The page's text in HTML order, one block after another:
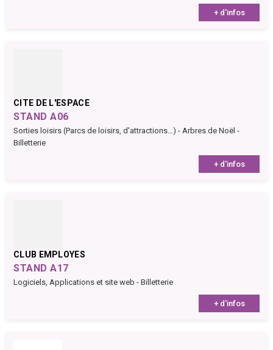
+ d'infos
CITE DE L'ESPACE
STAND A06
Sorties loisirs (Parcs de loisirs, d'attractions…) - Arbres de Noël -
Billetterie
+ d'infos
CLUB EMPLOYES
STAND A17
Logiciels, Applications et site web - Billetterie
+ d'infos